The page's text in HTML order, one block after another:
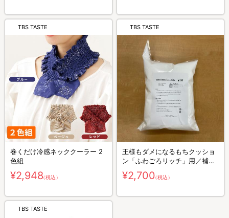
TBS TASTE
巻くだけ冷感ネッククーラー 2
色組
¥2,948（税込）
TBS TASTE
王様もダメになるもちクッショ
ン「ふわごろリッチ」用／補充
ビーズ
¥2,700（税込）
TBS TASTE